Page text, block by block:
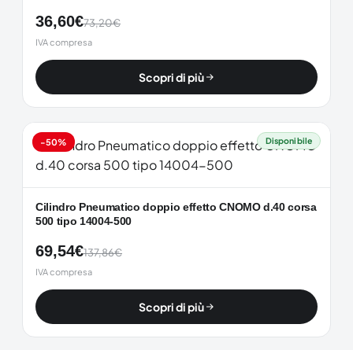
36,60€73,20€
IVA compresa
Scopri di più
-50% Disponibile
Cilindro Pneumatico doppio effetto CNOMO d.40 corsa
500 tipo 14004-500
69,54€137,86€
IVA compresa
Scopri di più